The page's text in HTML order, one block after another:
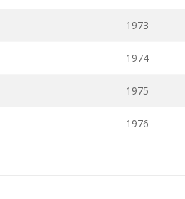
1973
1974
1975
1976